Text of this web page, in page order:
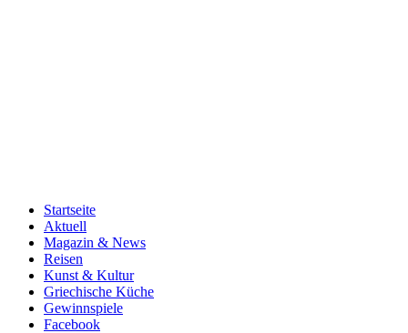
Startseite
Aktuell
Magazin & News
Reisen
Kunst & Kultur
Griechische Küche
Gewinnspiele
Facebook